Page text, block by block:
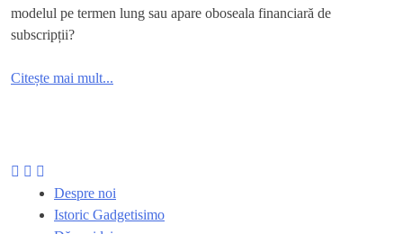
modelul pe termen lung sau apare oboseala financiară de
subscripții?
Citește mai mult...
Despre noi
Istoric Gadgetisimo